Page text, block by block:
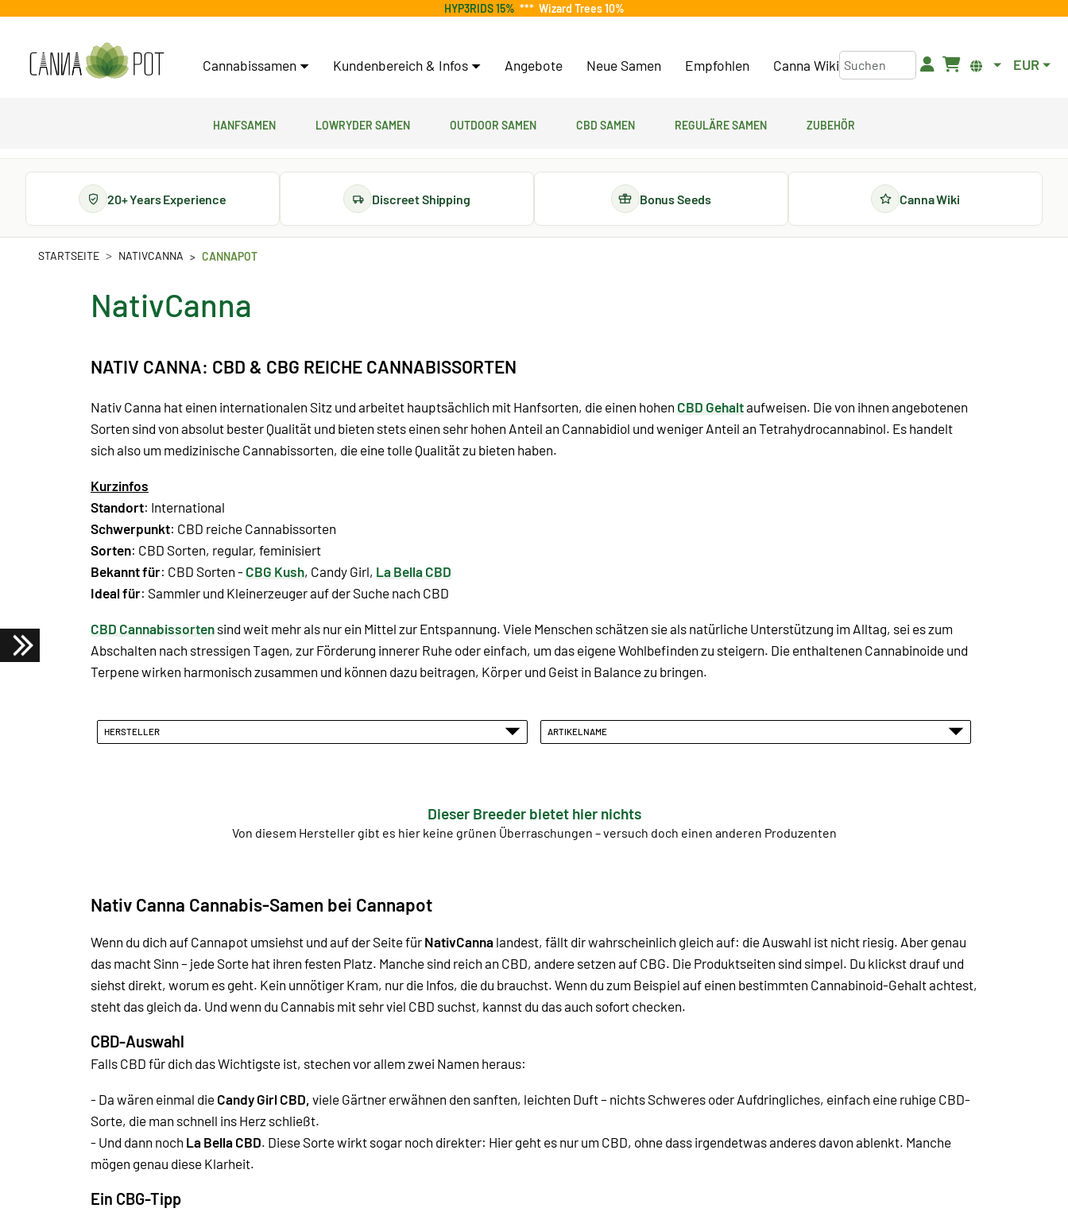
HYP3RIDS 15% *** Wizard Trees 10%
Cannabissamen Kundenbereich & Infos Angebote Neue Samen Empfohlen Canna Wiki EUR
Hanfsamen Lowryder Samen Outdoor Samen CBD Samen Reguläre Samen Zubehör
20+ Years Experience Discreet Shipping Bonus Seeds Canna Wiki
STARTSEITE NATIVCANNA CANNAPOT
NativCanna
NATIV CANNA: CBD & CBG REICHE CANNABISSORTEN
Nativ Canna hat einen internationalen Sitz und arbeitet hauptsächlich mit Hanfsorten, die einen hohen CBD Gehaltaufweisen. Die von ihnen angebotenen
Sorten sind von absolut bester Qualität und bieten stets einen sehr hohen Anteil an Cannabidiol und weniger Anteil an Tetrahydrocannabinol. Es handelt
sich also um medizinische Cannabissorten, die eine tolle Qualität zu bieten haben.
Kurzinfos
Standort: International
Schwerpunkt: CBD reiche Cannabissorten
Sorten: CBD Sorten, regular, feminisiert
Bekannt für: CBD Sorten - CBG Kush, Candy Girl, La Bella CBD
Ideal für: Sammler und Kleinerzeuger auf der Suche nach CBD
CBD Cannabissorten sind weit mehr als nur ein Mittel zur Entspannung. Viele Menschen schätzen sie als natürliche Unterstützung im Alltag, sei es zum
Abschalten nach stressigen Tagen, zur Förderung innerer Ruhe oder einfach, um das eigene Wohlbefinden zu steigern. Die enthaltenen Cannabinoide und
Terpene wirken harmonisch zusammen und können dazu beitragen, Körper und Geist in Balance zu bringen.
HERSTELLER ARTIKELNAME
Dieser Breeder bietet hier nichts
Von diesem Hersteller gibt es hier keine grünen Überraschungen – versuch doch einen anderen Produzenten
Nativ Canna Cannabis-Samen bei Cannapot
Wenn du dich auf Cannapot umsiehst und auf der Seite für NativCanna landest, fällt dir wahrscheinlich gleich auf: die Auswahl ist nicht riesig. Aber genau
das macht Sinn – jede Sorte hat ihren festen Platz. Manche sind reich an CBD, andere setzen auf CBG. Die Produktseiten sind simpel. Du klickst drauf und
siehst direkt, worum es geht. Kein unnötiger Kram, nur die Infos, die du brauchst. Wenn du zum Beispiel auf einen bestimmten Cannabinoid-Gehalt achtest,
steht das gleich da. Und wenn du Cannabis mit sehr viel CBD suchst, kannst du das auch sofort checken.
CBD-Auswahl
Falls CBD für dich das Wichtigste ist, stechen vor allem zwei Namen heraus:
- Da wären einmal die Candy Girl CBD, viele Gärtner erwähnen den sanften, leichten Duft – nichts Schweres oder Aufdringliches, einfach eine ruhige CBD-
Sorte, die man schnell ins Herz schließt.
- Und dann noch La Bella CBD. Diese Sorte wirkt sogar noch direkter: Hier geht es nur um CBD, ohne dass irgendetwas anderes davon ablenkt. Manche
mögen genau diese Klarheit.
Ein CBG-Tipp